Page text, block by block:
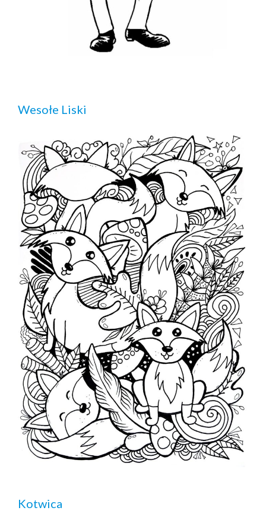
Wesołe Liski
Kotwica